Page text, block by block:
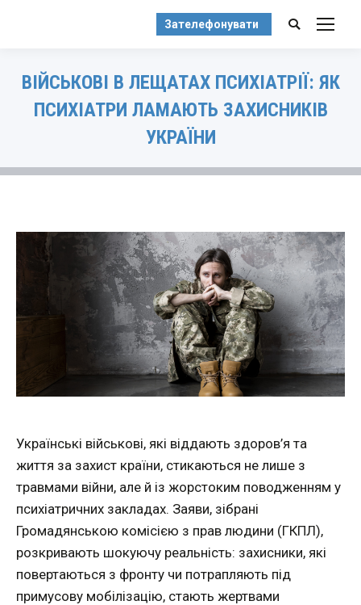
Зателефонувати Search:
ВІЙСЬКОВІ В ЛЕЩАТАХ ПСИХІАТРІЇ: ЯК
ПСИХІАТРИ ЛАМАЮТЬ ЗАХИСНИКІВ
УКРАЇНИ
Українські військові, які віддають здоров’я та
життя за захист країни, стикаються не лише з
травмами війни, але й із жорстоким поводженням у
психіатричних закладах. Заяви, зібрані
Громадянською комісією з прав людини (ГКПЛ),
розкривають шокуючу реальність: захисники, які
повертаються з фронту чи потрапляють під
примусову мобілізацію, стають жертвами